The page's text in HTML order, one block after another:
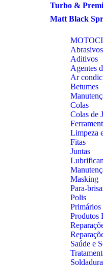
Turbo &
Matt Black
Abrasivos
Aditivos
Agentes
Ar
Betumes
Colas
Colas de
Limpeza
Fitas
Juntas
Masking
Para-
Polis
Produtos
Saúde e
Soldadura